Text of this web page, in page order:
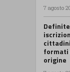
7 agosto
formati
origine